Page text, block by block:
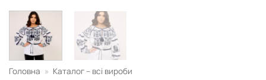
Головна » Каталог – всі вироби